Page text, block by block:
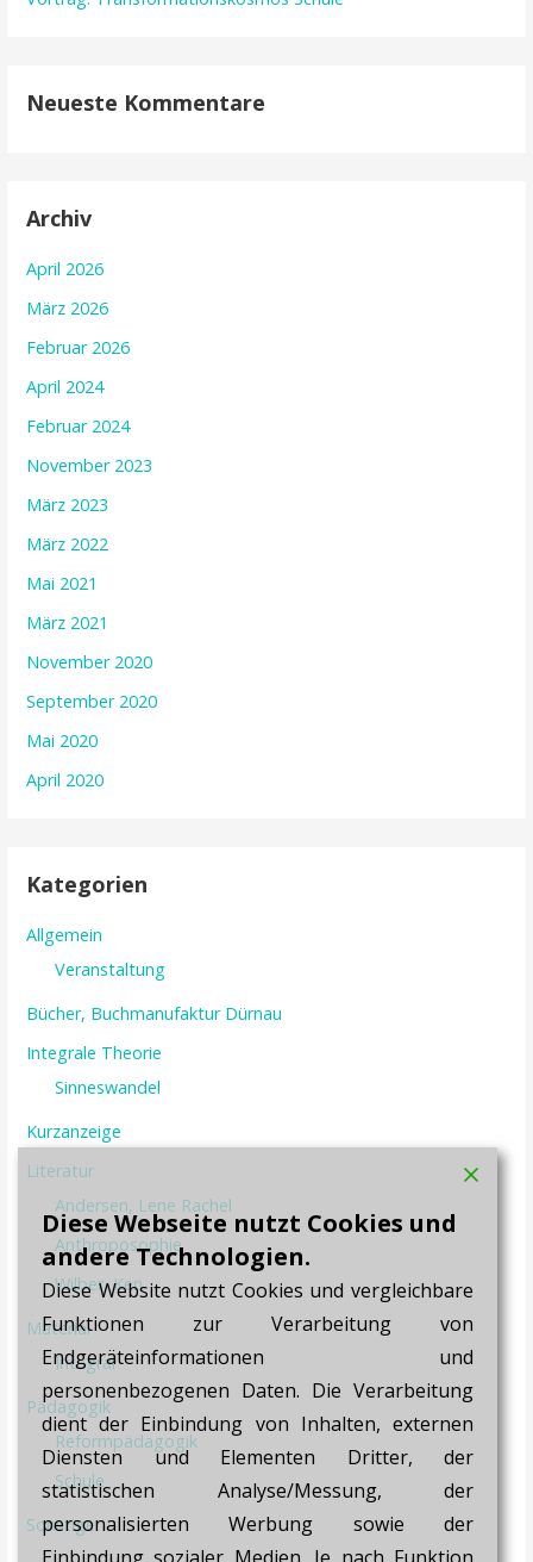
Neueste Kommentare
Archiv
April 2026
März 2026
Februar 2026
April 2024
Februar 2024
November 2023
März 2023
März 2022
Mai 2021
März 2021
November 2020
September 2020
Mai 2020
April 2020
Kategorien
Allgemein
Veranstaltung
Bücher, Buchmanufaktur Dürnau
Integrale Theorie
Sinneswandel
Kurzanzeige
Literatur
Andersen, Lene Rachel
Anthroposophie
Wilber, Ken
Material
Integral
Pädagogik
Reformpädagogik
Schule
Sonstige
Diese Webseite nutzt Cookies und
andere Technologien.
Diese Website nutzt Cookies und vergleichbare
Funktionen zur Verarbeitung von
Endgeräteinformationen und
personenbezogenen Daten. Die Verarbeitung
dient der Einbindung von Inhalten, externen
Diensten und Elementen Dritter, der
statistischen Analyse/Messung, der
personalisierten Werbung sowie der